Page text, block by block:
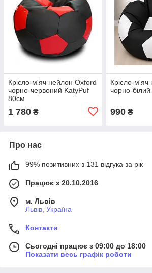
Крісло-м'яч нейлон Oxford
чорно-червоний KatyPuf
80см
1 780 ₴
Крісло-м'яч
чорно-
990₴
Про нас
99% позитивних з 131 відгука за рік
Працює з 20.10.2016
м. Львів
Львів, Україна
Контакти
Сьогодні працює з 09:00 до 18:00
Показати весь графік роботи